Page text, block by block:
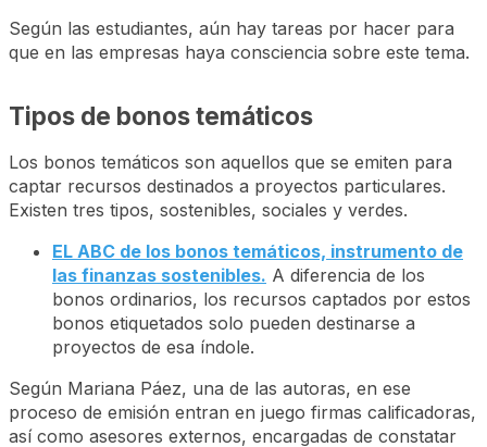
Según las estudiantes, aún hay tareas por hacer para
que en las empresas haya consciencia sobre este tema.
Tipos de bonos temáticos
Los bonos temáticos son aquellos que se emiten para
captar recursos destinados a proyectos particulares.
Existen tres tipos, sostenibles, sociales y verdes.
EL ABC de los bonos temáticos, instrumento de
las finanzas sostenibles. A diferencia de los
bonos ordinarios, los recursos captados por estos
bonos etiquetados solo pueden destinarse a
proyectos de esa índole.
Según Mariana Páez, una de las autoras, en ese
proceso de emisión entran en juego firmas calificadoras,
así como asesores externos, encargadas de constatar